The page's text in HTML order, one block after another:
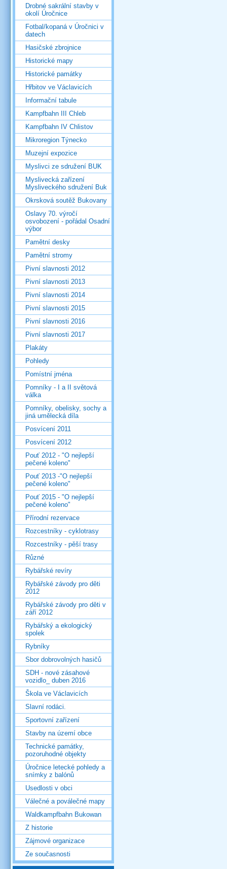
Drobné sakrální stavby v
okolí Úročnice
Fotbal/kopaná v Úročnici v
datech
Hasičské zbrojnice
Historické mapy
Historické památky
Hřbitov ve Václavicích
Informační tabule
Kampfbahn III Chleb
Kampfbahn IV Chlistov
Mikroregion Týnecko
Muzejní expozice
Myslivci ze sdružení BUK
Myslivecká zařízení
Mysliveckého sdružení Buk
Okrsková soutěž Bukovany
Oslavy 70. výročí
osvobození - pořádal Osadní
výbor
Pamětní desky
Pamětní stromy
Pivní slavnosti 2012
Pivní slavnosti 2013
Pivní slavnosti 2014
Pivní slavnosti 2015
Pivní slavnosti 2016
Pivní slavnosti 2017
Plakáty
Pohledy
Pomístní jména
Pomníky - I a II světová
válka
Pomníky, obelisky, sochy a
jiná umělecká díla
Posvícení 2011
Posvícení 2012
Pouť 2012 - "O nejlepší
pečené koleno"
Pouť 2013 -"O nejlepší
pečené koleno"
Pouť 2015 - "O nejlepší
pečené koleno"
Přírodní rezervace
Rozcestníky - cyklotrasy
Rozcestníky - pěší trasy
Různé
Rybářské revíry
Rybářské závody pro děti
2012
Rybářské závody pro děti v
září 2012
Rybářský a ekologický
spolek
Rybníky
Sbor dobrovolných hasičů
SDH - nové zásahové
vozidlo_ duben 2016
Škola ve Václavicích
Slavní rodáci.
Sportovní zařízení
Stavby na území obce
Technické památky,
pozoruhodné objekty
Úročnice letecké pohledy a
snímky z balónů
Usedlosti v obci
Válečné a poválečné mapy
Waldkampfbahn Bukowan
Z historie
Zájmové organizace
Ze současnosti